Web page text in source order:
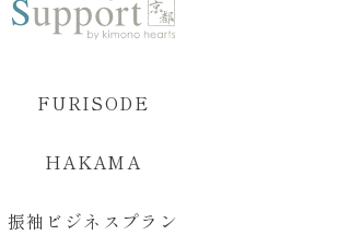
FURISODE
HAKAMA
振袖ビジネスプラン